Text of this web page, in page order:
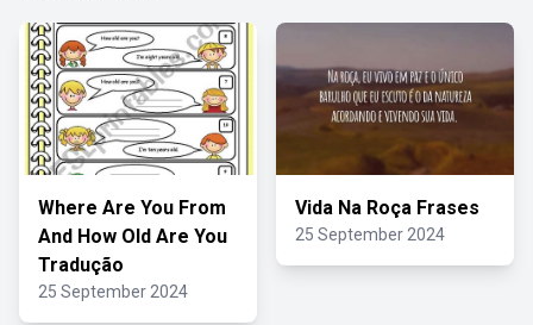
Where Are You From
And How Old Are You
Tradução
25 September 2024
Vida Na Roça Frases
25 September 2024